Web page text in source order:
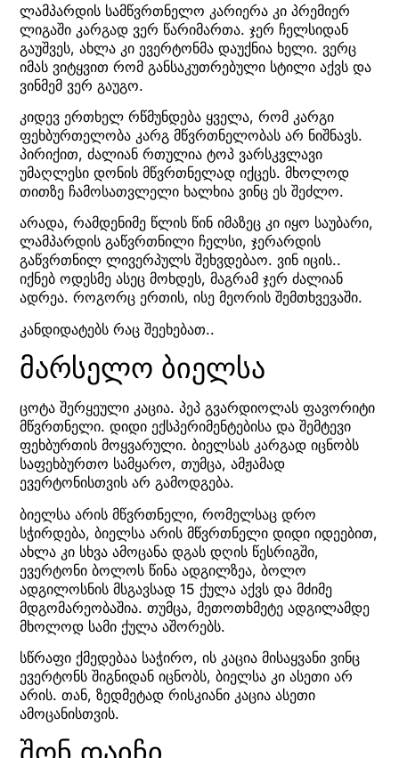
ლამპარდის სამწვრთნელო კარიერა კი პრემიერ
ლიგაში კარგად ვერ წარიმართა. ჯერ ჩელსიდან
გაუშვეს, ახლა კი ევერტონმა დაუქნია ხელი. ვერც
იმას ვიტყვით რომ განსაკუთრებული სტილი აქვს და
ვინმემ ვერ გაუგო.
კიდევ ერთხელ რწმუნდება ყველა, რომ კარგი
ფეხბურთელობა კარგ მწვრთნელობას არ ნიშნავს.
პირიქით, ძალიან რთულია ტოპ ვარსკვლავი
უმაღლესი დონის მწვრთნელად იქცეს. მხოლოდ
თითზე ჩამოსათვლელი ხალხია ვინც ეს შეძლო.
არადა, რამდენიმე წლის წინ იმაზეც კი იყო საუბარი,
ლამპარდის გაწვრთნილი ჩელსი, ჯერარდის
გაწვრთნილ ლივერპულს შეხვდებაო. ვინ იცის..
იქნებ ოდესმე ასეც მოხდეს, მაგრამ ჯერ ძალიან
ადრეა. როგორც ერთის, ისე მეორის შემთხვევაში.
კანდიდატებს რაც შეეხებათ..
მარსელო ბიელსა
ცოტა შერყეული კაცია. პეპ გვარდიოლას ფავორიტი
მწვრთნელი. დიდი ექსპერიმენტებისა და შემტევი
ფეხბურთის მოყვარული. ბიელსას კარგად იცნობს
საფეხბურთო სამყარო, თუმცა, ამჟამად
ევერტონისთვის არ გამოდგება.
ბიელსა არის მწვრთნელი, რომელსაც დრო
სჭირდება, ბიელსა არის მწვრთნელი დიდი იდეებით,
ახლა კი სხვა ამოცანა დგას დღის წესრიგში,
ევერტონი ბოლოს წინა ადგილზეა, ბოლო
ადგილოსნის მსგავსად 15 ქულა აქვს და მძიმე
მდგომარეობაშია. თუმცა, მეთოთხმეტე ადგილამდე
მხოლოდ სამი ქულა აშორებს.
სწრაფი ქმედებაა საჭირო, ის კაცია მისაყვანი ვინც
ევერტონს შიგნიდან იცნობს, ბიელსა კი ასეთი არ
არის. თან, ზედმეტად რისკიანი კაცია ასეთი
ამოცანისთვის.